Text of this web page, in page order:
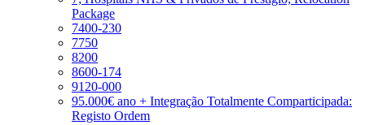
Package
7400-230
7750
8200
8600-174
9120-000
95.000€ ano + Integração Totalmente Comparticipada:
Registo Ordem